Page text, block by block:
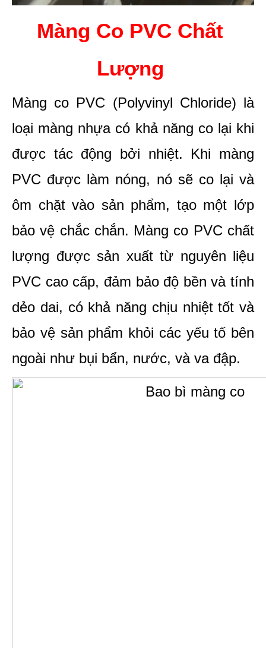
Màng Co PVC Chất
Lượng
Màng co PVC (Polyvinyl Chloride) là
loại màng nhựa có khả năng co lại khi
được tác động bởi nhiệt. Khi màng
PVC được làm nóng, nó sẽ co lại và
ôm chặt vào sản phẩm, tạo một lớp
bảo vệ chắc chắn. Màng co PVC chất
lượng được sản xuất từ nguyên liệu
PVC cao cấp, đảm bảo độ bền và tính
dẻo dai, có khả năng chịu nhiệt tốt và
bảo vệ sản phẩm khỏi các yếu tố bên
ngoài như bụi bẩn, nước, và va đập.